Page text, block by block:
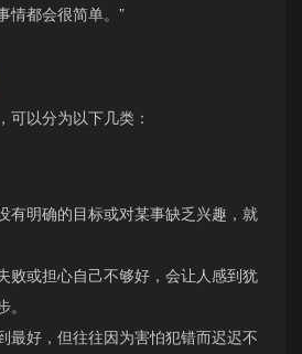
情都会很简单。”
可以分为以下几类：
有明确的目标或对某事缺乏兴趣，就
败或担心自己不够好，会让人感到犹
最好，但往往因为害怕犯错而迟迟不